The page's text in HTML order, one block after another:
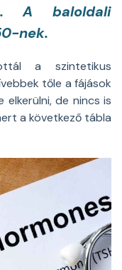
A baloldali
nek.
a szintetikus
tőle a fájások
de nincs is
a következő tábla